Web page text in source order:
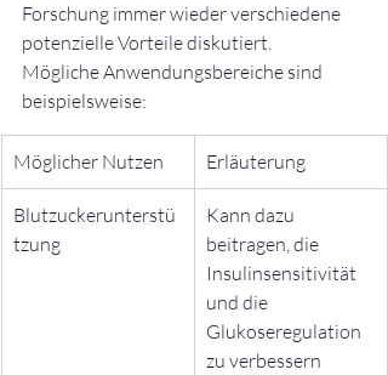
Forschung immer wieder verschiedene
potenzielle Vorteile diskutiert.
Mögliche Anwendungsbereiche sind
beispielsweise:
Möglicher Nutzen Erläuterung
Blutzuckerunterstü
tzung
Kann dazu
beitragen, die
Insulinsensitivität
und die
Glukoseregulation
zu verbessern